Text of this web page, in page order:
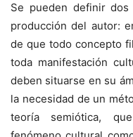
Se pueden definir
producción del autor:
de que todo concepto
toda manifestación
deben situarse en su
la necesidad de un
teoría semiótica,